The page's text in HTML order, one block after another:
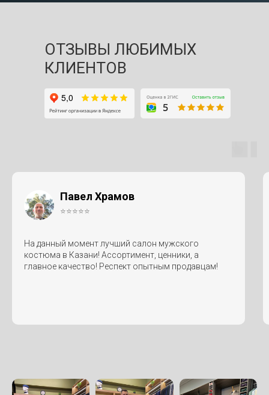
ОТЗЫВЫ ЛЮБИМЫХ
КЛИЕНТОВ
Павел Храмов
⭐⭐⭐⭐⭐
На данный момент лучший салон мужского
костюма в Казани! Ассортимент, ценники, а
главное качество! Респект опытным продавцам!